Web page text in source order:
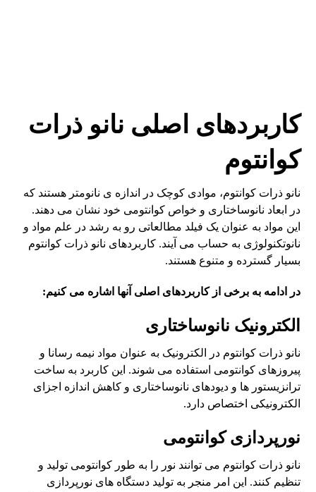
کاربردهای اصلی نانو ذرات
کوانتوم
نانو ذرات کوانتوم، موادی کوچک در اندازه ی نانومتر هستند که
در ابعاد نانوساختاری و خواص کوانتومی خود نشان می دهند.
این مواد به عنوان یک فیلد مطالعاتی رو به رشد در علم مواد و
نانوتکنولوژی به حساب می آیند. کاربردهای نانو ذرات کوانتوم
بسیار گسترده و متنوع هستند.
در ادامه به برخی از کاربردهای اصلی آنها اشاره می کنیم:
الکترونیک نانوساختاری
نانو ذرات کوانتوم در الکترونیک به عنوان مواد نیمه رسانا و
پیروزهای کوانتومی استفاده می شوند. این کاربرد به ساخت
ترانزیستور ها و دیودهای نانوساختاری و کاهش اندازه اجزای
الکترونیکی اختصاص دارد.
نورپردازی کوانتومی
نانو ذرات کوانتوم می توانند نور را به طور کوانتومی تولید و
تنظیم کنند. این امر منجر به تولید دستگاه های نورپردازی